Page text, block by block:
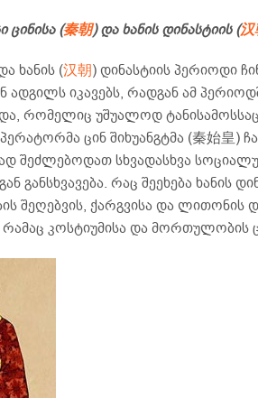
ცინისა (秦朝)და ხანის დინასტიის(汉
ხანის (汉朝) დინასტიის პერიოდი
ადგილს იკავებს, რადგან ამ
რომელიც უშუალოდ ტანისამოსსაც
ცინ შიხუანგტმა (秦始皇)
შეძლებოდათ სხვადასხვა
განსხვავება. რაც შეეხება ხანის
შეღებვის, ქარგვისა და ლითონის
რამაც კოსტიუმისა და მორთულობის